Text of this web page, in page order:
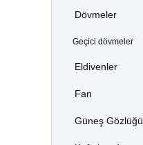
Dövmeler
Geçici dövmeler
Eldivenler
Fan
Güneş Gözlüğü